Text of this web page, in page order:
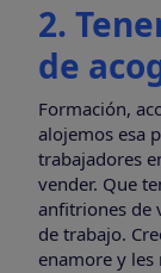
2.
de
Formación,
alojemos esa
trabajadores
vender. Que
anfitriones de
de trabajo.
enamore y les